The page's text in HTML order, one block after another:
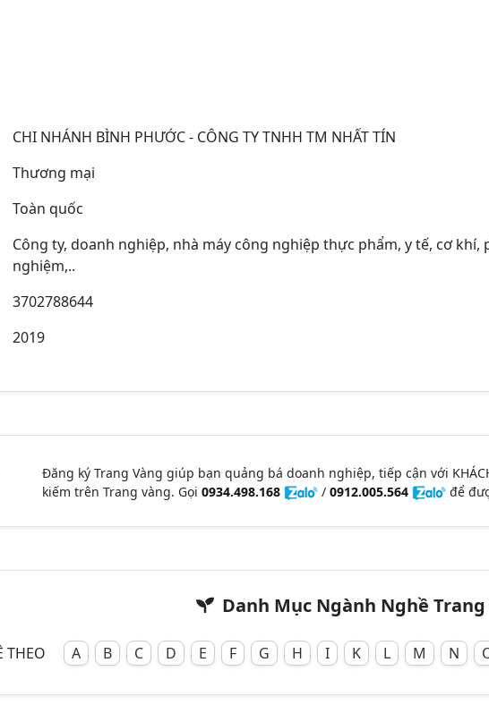
CHI NHÁNH BÌNH PHƯỚC - CÔNG TY TNHH TM NHẤT TÍN
Thương mại
Toàn quốc
Công ty, doanh nghiệp, nhà máy công nghiệp thực phẩm, y tế, cơ khí,
nghiệm,..
3702788644
2019
Đăng ký Trang Vàng giúp bạn quảng bá doanh nghiệp, tiếp cận với
kiếm trên Trang vàng. Gọi 0934.498.168 / 0912.005.564 để
Danh Mục Ngành Nghề Trang
THEO A B C D E F G H I K L M N